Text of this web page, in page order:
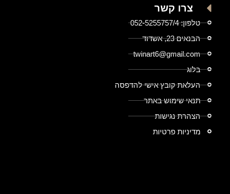
צרו קשר
טלפון: 052-5255757/4
הבנאים 23, אשדוד
twinart6@gmail.com
בלוג
העלאת קובץ אישי להדפסה
תנאי שימוש באתר
הצהרת נגישות
מדיניות פרטיות